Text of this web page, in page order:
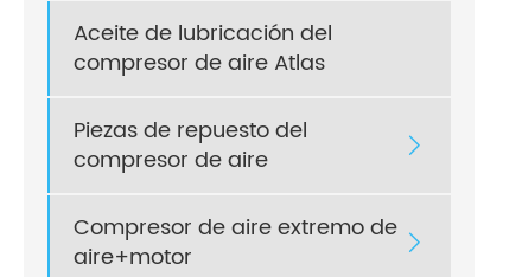
Aceite de lubricación del
compresor de aire Atlas
Piezas de repuesto del
compresor de aire

Compresor de aire extremo de
aire+motor
